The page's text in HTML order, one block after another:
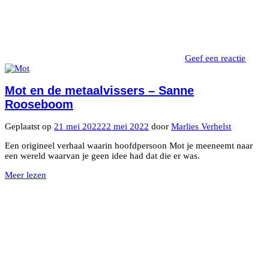
Geef een reactie
Mot en de metaalvissers – Sanne
Rooseboom
Geplaatst op 21 mei 202222 mei 2022 door Marlies Verhelst
Een origineel verhaal waarin hoofdpersoon Mot je meeneemt naar
een wereld waarvan je geen idee had dat die er was.
Meer lezen